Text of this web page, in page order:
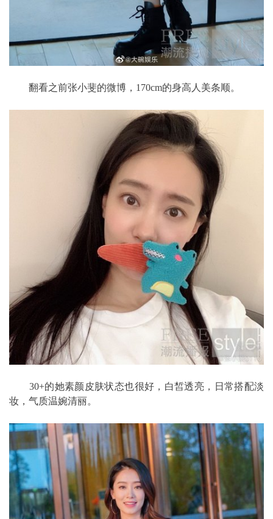
翻看之前张小斐的微博，170cm的身高人美条顺。
30+的她素颜皮肤状态也很好，白皙透亮，日常搭配淡
妆，气质温婉清丽。